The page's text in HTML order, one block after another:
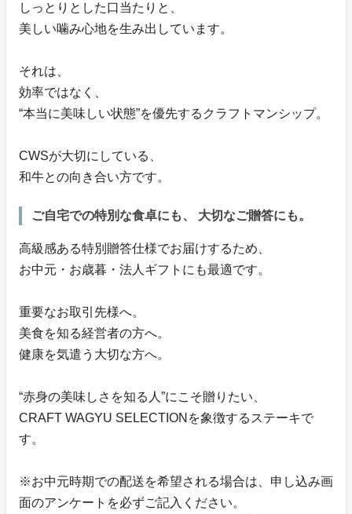
しっとりとした口当たりと、
美しい噛み心地を生み出しています。
それは、
効率ではなく、
“本当に美味しい状態”を優先するクラフトマンシップ。
CWSが大切にしている、
和牛との向き合い方です。
ご自宅での特別な食卓にも、 大切なご贈答にも。
高級感ある特別贈答仕様でお届けするため、
お中元・お歳暮・法人ギフトにも最適です。
重要なお取引先様へ。
美食を知る経営者の方へ。
健康を気遣う大切な方へ。
“赤身の美味しさを知る人”にこそ贈りたい、
CRAFT WAGYU SELECTIONを象徴するステーキで
す。
※お中元時期での配送を希望される場合は、申し込み画
面のアンケートを必ずご記入ください。